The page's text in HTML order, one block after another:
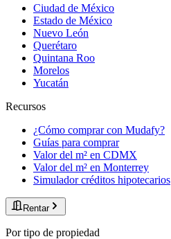
Ciudad de México
Estado de México
Nuevo León
Querétaro
Quintana Roo
Morelos
Yucatán
Recursos
¿Cómo comprar con Mudafy?
Guías para comprar
Valor del m² en CDMX
Valor del m² en Monterrey
Simulador créditos hipotecarios
Rentar
Por tipo de propiedad